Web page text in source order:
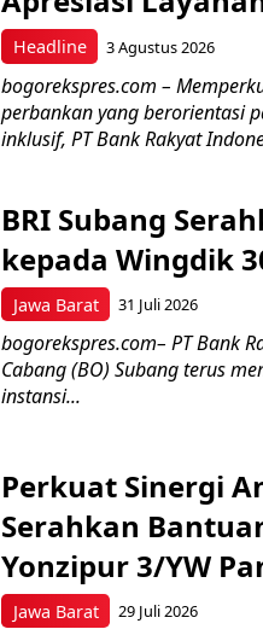
Headline 3 Agustus 2026
bogorekspres.com –
perbankan yang berorientasi
inklusif, PT Bank Rakyat
Jawa Barat
BRI Subang
kepada Wingdik
31 Juli 2026
bogorekspres.com– PT Bank
Cabang (BO) Subang terus
instansi...
Jawa Barat
Perkuat Sinergi
Serahkan
Yonzipur 3/YW
29 Juli 2026